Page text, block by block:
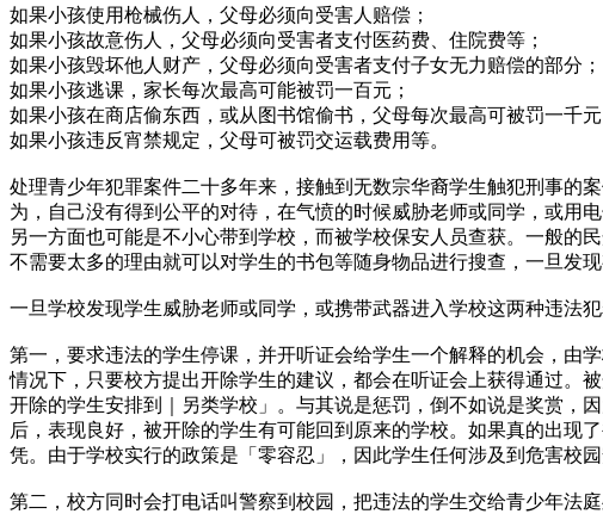
如果小孩使用枪械伤人，父母必须向受害人赔偿；
如果小孩故意伤人，父母必须向受害者支付医药费、住院费等；
如果小孩毁坏他人财产，父母必须向受害者支付子女无力赔偿的部分；
如果小孩逃课，家长每次最高可能被罚一百元；
如果小孩在商店偷东西，或从图书馆偷书，父母每次最高可被罚一千元
如果小孩违反宵禁规定，父母可被罚交运载费用等。
处理青少年犯罪案件二十多年来，接触到无数宗华裔学生触犯刑事的
为，自己没有得到公平的对待，在气愤的时候威胁老师或同学，或用
另一方面也可能是不小心带到学校，而被学校保安人员查获。一般的
不需要太多的理由就可以对学生的书包等随身物品进行搜查，一旦发
一旦学校发现学生威胁老师或同学，或携带武器进入学校这两种违法
第一，要求违法的学生停课，并开听证会给学生一个解释的机会，由
情况下，只要校方提出开除学生的建议，都会在听证会上获得通过。
开除的学生安排到｜另类学校」。与其说是惩罚，倒不如说是奖赏，
后，表现良好，被开除的学生有可能回到原来的学校。如果真的出现
凭。由于学校实行的政策是「零容忍」，因此学生任何涉及到危害校
第二，校方同时会打电话叫警察到校园，把违法的学生交给青少年法